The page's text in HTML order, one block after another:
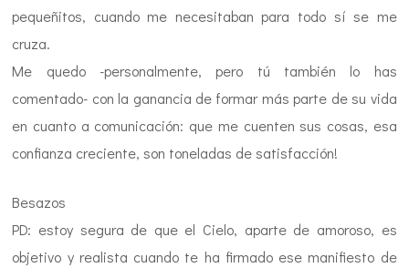
pequeñitos, cuando me necesitaban para todo sí se me
cruza.
Me quedo -personalmente, pero tú también lo has
comentado- con la ganancia de formar más parte de su vida
en cuanto a comunicación: que me cuenten sus cosas, esa
confianza creciente, son toneladas de satisfacción!
Besazos
PD: estoy segura de que el Cielo, aparte de amoroso, es
objetivo y realista cuando te ha firmado ese manifiesto de